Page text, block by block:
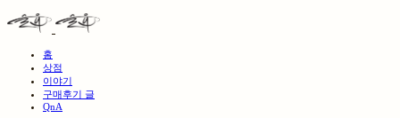
홈
상점
이야기
구매후기 글
QnA